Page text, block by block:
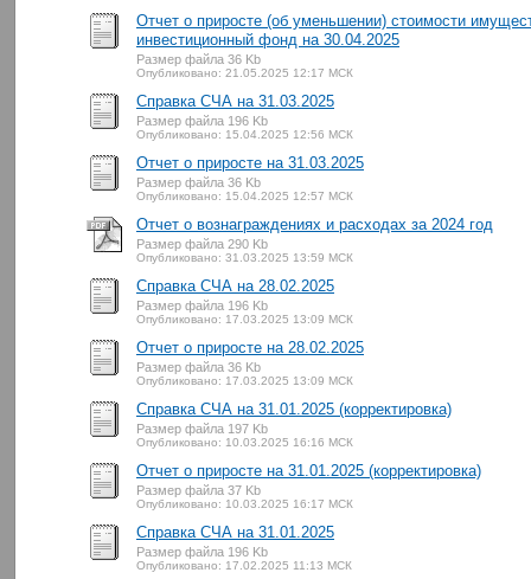
Отчет о приросте (об уменьшении) стоимости
инвестиционный фонд на 30.04.2025
Размер файла 36 Kb
Опубликовано: 21.05.2025 12:17 МСК
Справка СЧА на 31.03.2025
Размер файла 196 Kb
Опубликовано: 15.04.2025 12:56 МСК
Отчет о приросте на 31.03.2025
Размер файла 36 Kb
Опубликовано: 15.04.2025 12:57 МСК
Отчет о вознаграждениях и расходах за 2024 год
Размер файла 290 Kb
Опубликовано: 31.03.2025 13:59 МСК
Справка СЧА на 28.02.2025
Размер файла 196 Kb
Опубликовано: 17.03.2025 13:09 МСК
Отчет о приросте на 28.02.2025
Размер файла 36 Kb
Опубликовано: 17.03.2025 13:09 МСК
Справка СЧА на 31.01.2025 (корректировка)
Размер файла 197 Kb
Опубликовано: 10.03.2025 16:16 МСК
Отчет о приросте на 31.01.2025 (корректировка)
Размер файла 37 Kb
Опубликовано: 10.03.2025 16:17 МСК
Справка СЧА на 31.01.2025
Размер файла 196 Kb
Опубликовано: 17.02.2025 11:13 МСК